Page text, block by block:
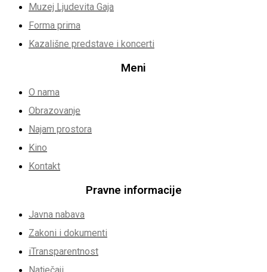
Muzej Ljudevita Gaja
Forma prima
Kazališne predstave i koncerti
Meni
O nama
Obrazovanje
Najam prostora
Kino
Kontakt
Pravne informacije
Javna nabava
Zakoni i dokumenti
iTransparentnost